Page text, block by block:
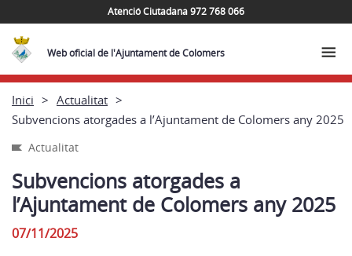
Atenció Ciutadana 972 768 066
Web oficial de l'Ajuntament de Colomers
Inici
Actualitat
Subvencions atorgades a l’Ajuntament de Colomers any 2025
Actualitat
Subvencions atorgades a
l’Ajuntament de Colomers any 2025
07/11/2025